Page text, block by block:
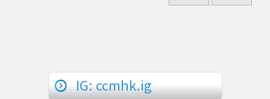
IG: ccmhk.ig